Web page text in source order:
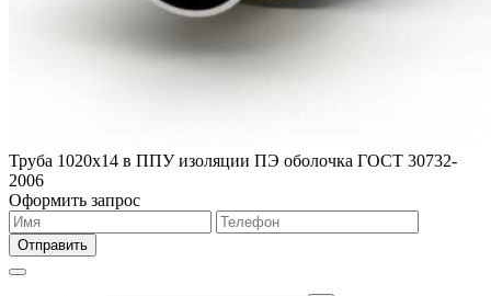
Труба 1020х14 в ППУ изоляции ПЭ оболочка ГОСТ 30732-
2006
Оформить запрос